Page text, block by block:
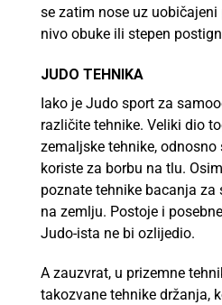
se zatim nose uz
nivo obuke ili stepen
JUDO TEHNIKA
Iako je Judo sport za
različite tehnike. Veliki dio
zemaljske tehnike, odnosno
koriste za borbu na tlu.
poznate tehnike bacanja
na zemlju. Postoje i
Judo-ista ne bi ozlijedio.
A zauzvrat, u prizemne
takozvane tehnike držanja,